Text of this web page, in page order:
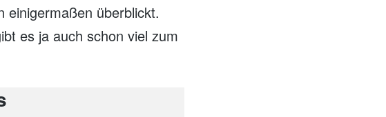
einigermaßen überblickt.
es ja auch schon viel zum